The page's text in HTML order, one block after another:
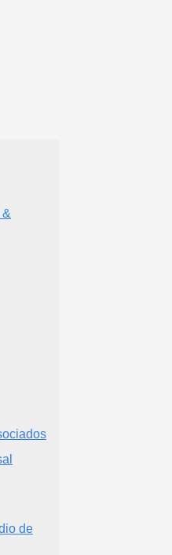
de